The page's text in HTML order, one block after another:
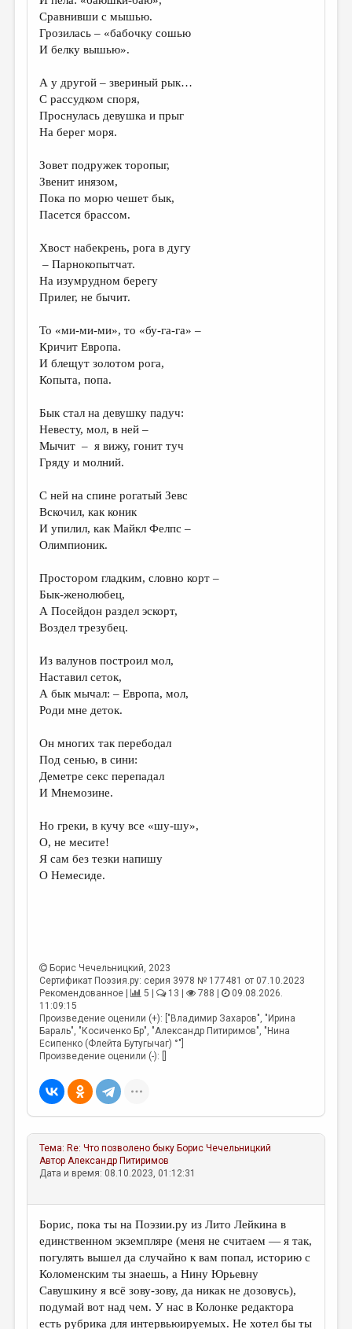
КУЛЬТУРОВЕДЕНИЕ
ПУБЛИЦИСТИКА
ЦИКЛЫ ПУБЛИКАЦИЙ
ТРЕДИАКОВСКИЙ
ВКОНТАКТЕ
Сравнивши с мышью.
Грозилась – «бабочку сошью
И белку вышью».
А у другой – звериный рык…
С рассудком споря,
Проснулась девушка и прыг
На берег моря.
Зовет подружек торопыг,
Звенит инязом,
Пока по морю чешет бык,
Пасется брассом.
Хвост набекрень, рога в дугу
– Парнокопытчат.
На изумрудном берегу
Прилег, не бычит.
То «ми-ми-ми», то «бу-га-га» –
Кричит Европа.
И блещут золотом рога,
Копыта, попа.
Бык стал на девушку падуч:
Невесту, мол, в ней –
Мычит – я вижу, гонит туч
Гряду и молний.
С ней на спине рогатый Зевс
Вскочил, как коник
И упилил, как Майкл Фелпс –
Олимпионик.
Простором гладким, словно корт –
Бык-женолюбец,
А Посейдон раздел эскорт,
Воздел трезубец.
Из валунов построил мол,
Наставил сеток,
А бык мычал: – Европа, мол,
Роди мне деток.
Он многих так перебодал
Под сенью, в сини:
Деметре секс перепадал
И Мнемозине.
Но греки, в кучу все «шу-шу»,
О, не месите!
Я сам без тезки напишу
О Немесиде.
Борис Чечельницкий, 2023
Сертификат Поэзия.ру: серия 3978 № 177481 от 07.10.2023
Рекомендованное |
5 | 13 | 788 |
09.08.2026.
11:09:15
Произведение оценили (+): ["Владимир Захаров", "Ирина
Бараль", "Косиченко Бр", "Александр Питиримов", "Нина
Есипенко (Флейта Бутугычаг) °"]
Произведение оценили (-): []
Тема: Re: Что позволено быку Борис Чечельницкий
АвторАлександр Питиримов
Дата и время: 08.10.2023, 01:12:31
Борис, пока ты на Поэзии.ру из Лито Лейкина в
единственном экземпляре (меня не считаем — я так,
погулять вышел да случайно к вам попал, историю с
Коломенским ты знаешь, а Нину Юрьевну
Савушкину я всё зову-зову, да никак не дозовусь),
подумай вот над чем. У нас в Колонке редактора
есть рубрика для интервьюируемых. Не хотел бы ты